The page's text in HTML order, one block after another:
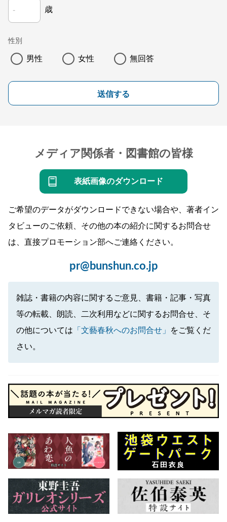
歳
性別
男性 女性 無回答
送信する
メディア関係者・図書館の皆様
表紙画像のダウンロード
ご希望のデータがダウンロードできない場合や、著者イン
タビューのご依頼、その他の本の紹介に関するお問合せ
は、直接プロモーション部へご連絡ください。
pr@bunshun.co.jp
雑誌・書籍の内容に関するご意見、書籍・記事・写真
等の転載、朗読、二次利用などに関するお問合せ、そ
の他については 「文藝春秋へのお問合せ」
をご覧くだ
さい。